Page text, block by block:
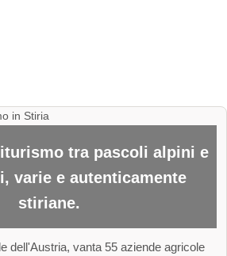
tra pascoli alpini e
varie e autenticamente
stiriane.
dell'Austria, vanta 55 aziende agricole